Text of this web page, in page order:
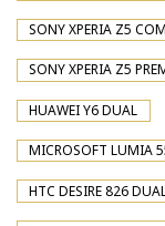
SONY XPERIA Z5
SONY XPERIA Z5
HUAWEI Y6 DUAL
MICROSOFT LUMIA
HTC DESIRE 826